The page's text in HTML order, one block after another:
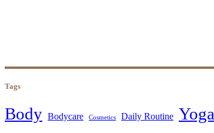
Tags
Body Bodycare Cosmetics Daily Routine Yoga